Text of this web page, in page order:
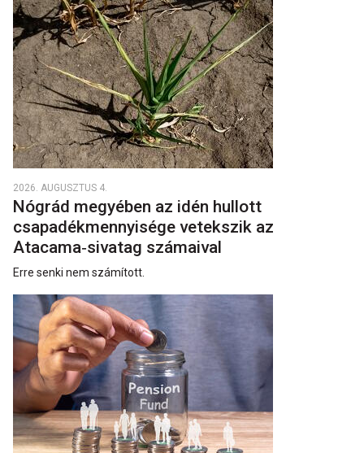
2026. AUGUSZTUS 4.
Nógrád megyében az idén hullott
csapadékmennyisége vetekszik az
Atacama‑sivatag számaival
Erre senki nem számított.